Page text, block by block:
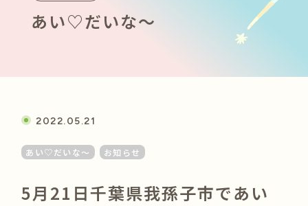
あい♡だいな〜
2022.05.21
あい♡だいな〜 お知らせ
5月21日千葉県我孫子市であい